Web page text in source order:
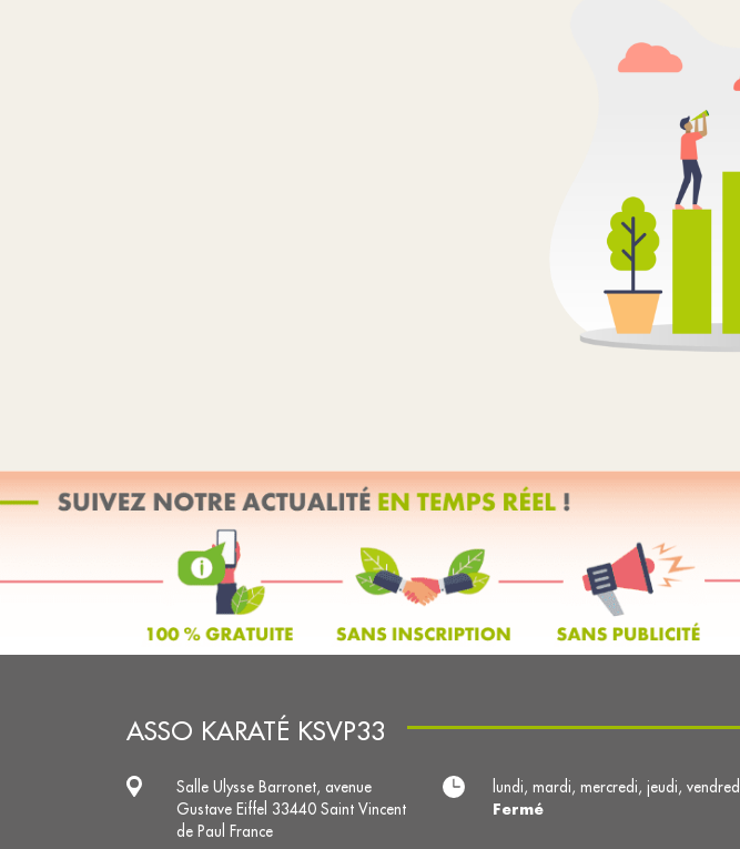
ASSO KARATÉ KSVP33
Salle Ulysse Barronet, avenue
Gustave Eiffel 33440 Saint Vincent
de Paul France
lundi, mardi, mercredi, jeudi,
Fermé